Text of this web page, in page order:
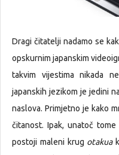
Dragi čitatelji nadamo se
opskurnim japanskim
takvim vijestima nikada
japanskih jezikom je jedini
naslova. Primjetno je kako
čitanost. Ipak, unatoč
postoji maleni krug otakua